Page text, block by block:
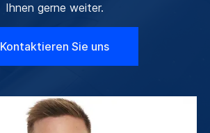
Ihnen gerne weiter.
Kontaktieren Sie uns